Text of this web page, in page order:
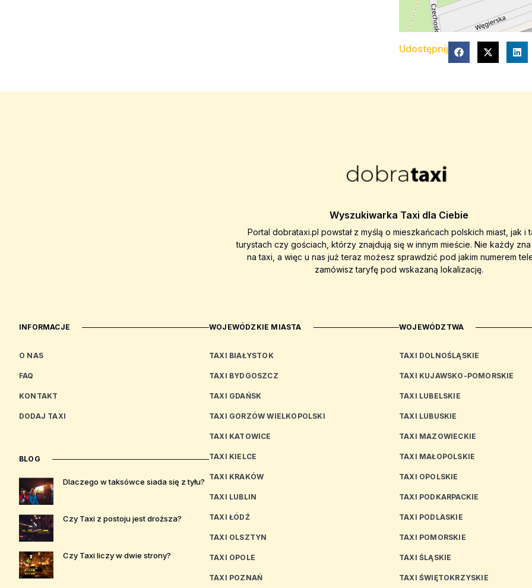
Udostępnij
Wyszukiwarka Taxi dla Ciebie
Portal dobrataxi.pl powstał z myślą o mieszkańcach polskich miast, jak i
turystach czy gościach, którzy znajdują się w innym mieście. Nie każdy
na taxi, a więc u nas już teraz możesz sprawdzić pod jakim numerem
zamówisz taryfę pod wskazaną lokalizację.
INFORMACJE
O NAS
FAQ
KONTAKT
DODAJ TAXI
BLOG
Dlaczego w taksówce siada się z tyłu?
Czy Taxi z postoju jest droższa?
Czy Taxi liczy w dwie strony?
WOJEWÓDZKIE MIASTA
TAXI BIAŁYSTOK
TAXI BYDGOSZCZ
TAXI GDAŃSK
TAXI GORZÓW WIELKOPOLSKI
TAXI KATOWICE
TAXI KIELCE
TAXI KRAKÓW
TAXI LUBLIN
TAXI ŁÓDŹ
TAXI OLSZTYN
TAXI OPOLE
TAXI POZNAŃ
WOJEWÓDZTWA
TAXI DOLNOŚLĄSKIE
TAXI KUJAWSKO-POMORSKIE
TAXI LUBELSKIE
TAXI LUBUSKIE
TAXI MAZOWIECKIE
TAXI MAŁOPOLSKIE
TAXI OPOLSKIE
TAXI PODKARPACKIE
TAXI PODLASKIE
TAXI POMORSKIE
TAXI ŚLĄSKIE
TAXI ŚWIĘTOKRZYSKIE